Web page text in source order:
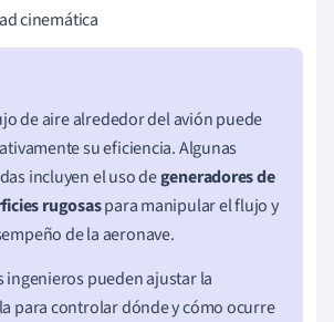
cinemática
de aire alrededor del avión puede
su eficiencia. Algunas
incluyen el uso degeneradores de
rugosaspara manipular el flujo y
de la aeronave.
ingenieros pueden ajustar la
para controlar dónde y cómo ocurre